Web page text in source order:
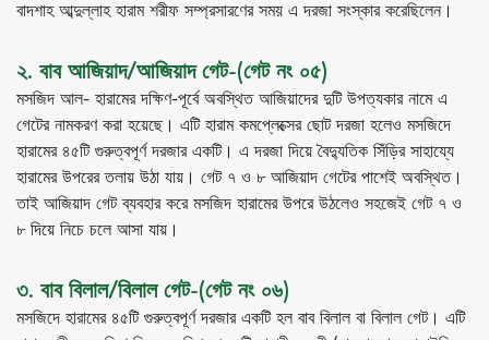
বাদশাহ আব্দুল্লাহ হারাম শরীফ সম্প্রসারণের সময় এ দরজা সংস্কার করেছিলেন।
২. বাব আজিয়াদ/আজিয়াদ গেট-(গেট নং ০৫)
মসজিদ আল- হারামের দক্ষিণ-পূর্বে অবস্থিত আজিয়াদের দুটি উপত্যকার নামে এ
গেটের নামকরণ করা হয়েছে। এটি হারাম কমপ্লেক্সের ছোট দরজা হলেও মসজিদে
হারামের ৪৫টি গুরুত্বপূর্ণ দরজার একটি। এ দরজা দিয়ে বৈদ্যুতিক সিঁড়ির সাহায্যে
হারামের উপরের তলায় উঠা যায়। গেট ৭ ও ৮ আজিয়াদ গেটের পাশেই অবস্থিত।
তাই আজিয়াদ গেট ব্যবহার করে মসজিদ হারামের উপরে উঠলেও সহজেই গেট ৭ ও
৮ দিয়ে নিচে চলে আসা যায়।
৩. বাব বিলাল/বিলাল গেট-(গেট নং ০৬)
মসজিদে হারামের ৪৫টি গুরুত্বপূর্ণ দরজার একটি হল বাব বিলাল বা বিলাল গেট। এটি